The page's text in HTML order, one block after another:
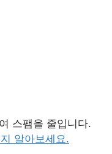
스팸을 줄입니다.
알아보세요.